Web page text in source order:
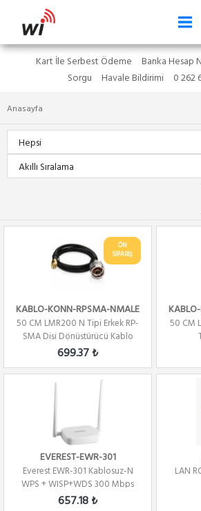
Kart İle Serbest Ödeme Banka Hesap
Sorgu
Havale Bildirimi 0 262
Anasayfa
ÖN
SİPARİŞ
KABLO-KONN-RPSMA-NMALE
50 CM LMR200 N Tipi Erkek RP-
SMA Dişi Dönüştürücü Kablo
699.37 ₺
50 CM
EVEREST-EWR-301
Everest EWR-301 Kablosuz-N
WPS + WISP+WDS 300 Mbps
Repeater+Access...
657.18 ₺
LAN